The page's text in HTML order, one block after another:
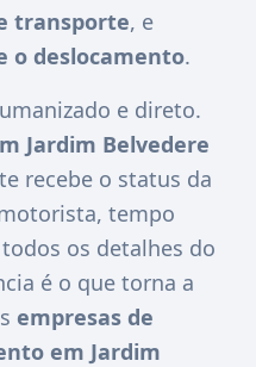
transporte, e
o deslocamento.
e direto.
Jardim Belvedere
recebe o status da
tempo
os detalhes do
é o que torna a
empresas de
em Jardim